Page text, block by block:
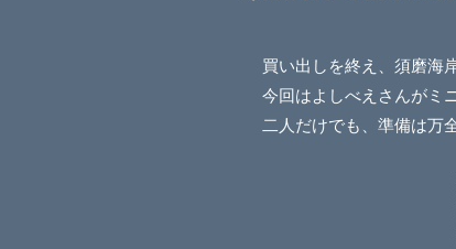
買い出しを終え、須磨海
今回はよしべえさんがミ
二人だけでも、準備は万